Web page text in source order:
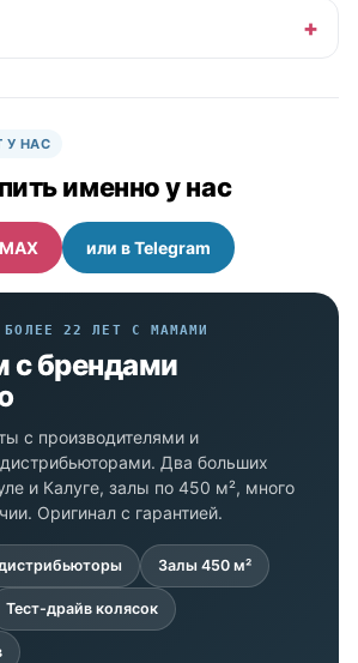
У НАС
именно у нас
или в Telegram
22 ЛЕТ С МАМАМИ
с брендами
с производителями и
Два больших
и Калуге, залы по 450 м², много
Оригинал с гарантией.
Залы 450 м²
Тест-драйв колясок